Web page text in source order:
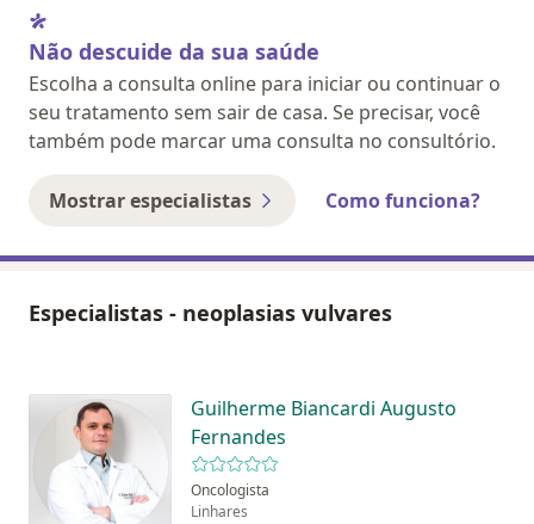
Não descuide da sua saúde
Escolha a consulta online para iniciar ou continuar o
seu tratamento sem sair de casa. Se precisar, você
também pode marcar uma consulta no consultório.
Mostrar especialistas Como funciona?
Especialistas - neoplasias vulvares
Guilherme Biancardi Augusto
Fernandes
Oncologista
Linhares